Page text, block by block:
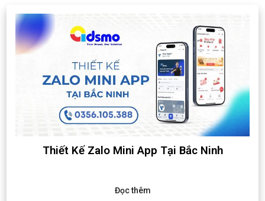
Thiết Kế Zalo Mini App Tại Bắc Ninh
Đọc thêm